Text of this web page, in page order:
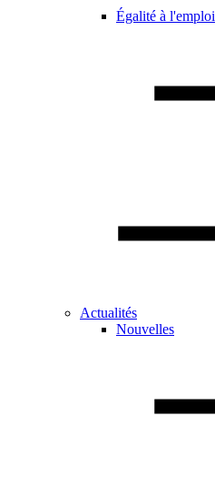
Égalité à l'emploi
Actualités
Nouvelles